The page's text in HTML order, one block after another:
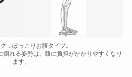
：ぽっこりお腹タイプ。
れる姿勢は、膝に負担がかかりやすくなり
ます。